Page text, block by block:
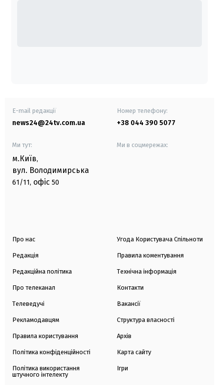
E-mail редакції
news24@24tv.com.ua
Номер телефону:
+38 044 390 5077
Ми тут:
м.Київ,
вул. Володимирська
61/11, офіс 50
Ми в соцмережах:
Про нас
Редакція
Редакційна політика
Про телеканал
Телеведучі
Рекламодавцям
Правила користування
Політика конфіденційності
Політика використання
штучного інтелекту
Угода Користувача Спільноти
Правила коментування
Технічна інформація
Контакти
Вакансії
Структура власності
Архів
Карта сайту
Ігри